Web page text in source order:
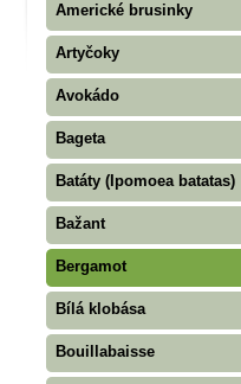
Americké brusinky
Artyčoky
Avokádo
Bageta
Batáty (Ipomoea batatas)
Bažant
Bergamot
Bílá klobása
Bouillabaisse